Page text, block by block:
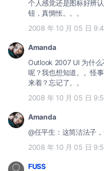
个人感觉还是图标好辨
钮，真惆怅。。。
2008 年 10 月 05 日
Amanda
Outlook 2007 UI 为什
呢？我也想知道。。怪
来着？忘记了。。
2008 年 10 月 05 日
Amanda
@任平生：这简洁法子
2008 年 10 月 05 日
FUSS